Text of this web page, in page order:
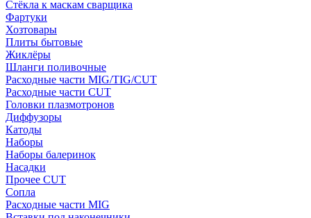
Стёкла к маскам сварщика
Фартуки
Хозтовары
Плиты бытовые
Жиклёры
Шланги поливочные
Расходные части MIG/TIG/CUT
Расходные части CUT
Головки плазмотронов
Диффузоры
Катоды
Наборы
Наборы балеринок
Насадки
Прочее CUT
Сопла
Расходные части MIG